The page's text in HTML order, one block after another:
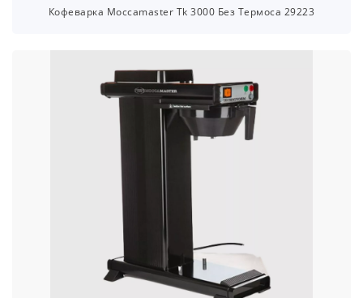
Кофеварка Moccamaster Tk 3000 Без Термоса 29223